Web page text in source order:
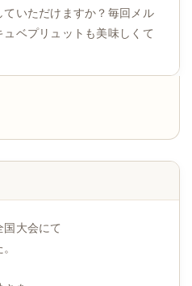
いただけますか？毎回メル
ベプリュットも美味しくて
大会にて